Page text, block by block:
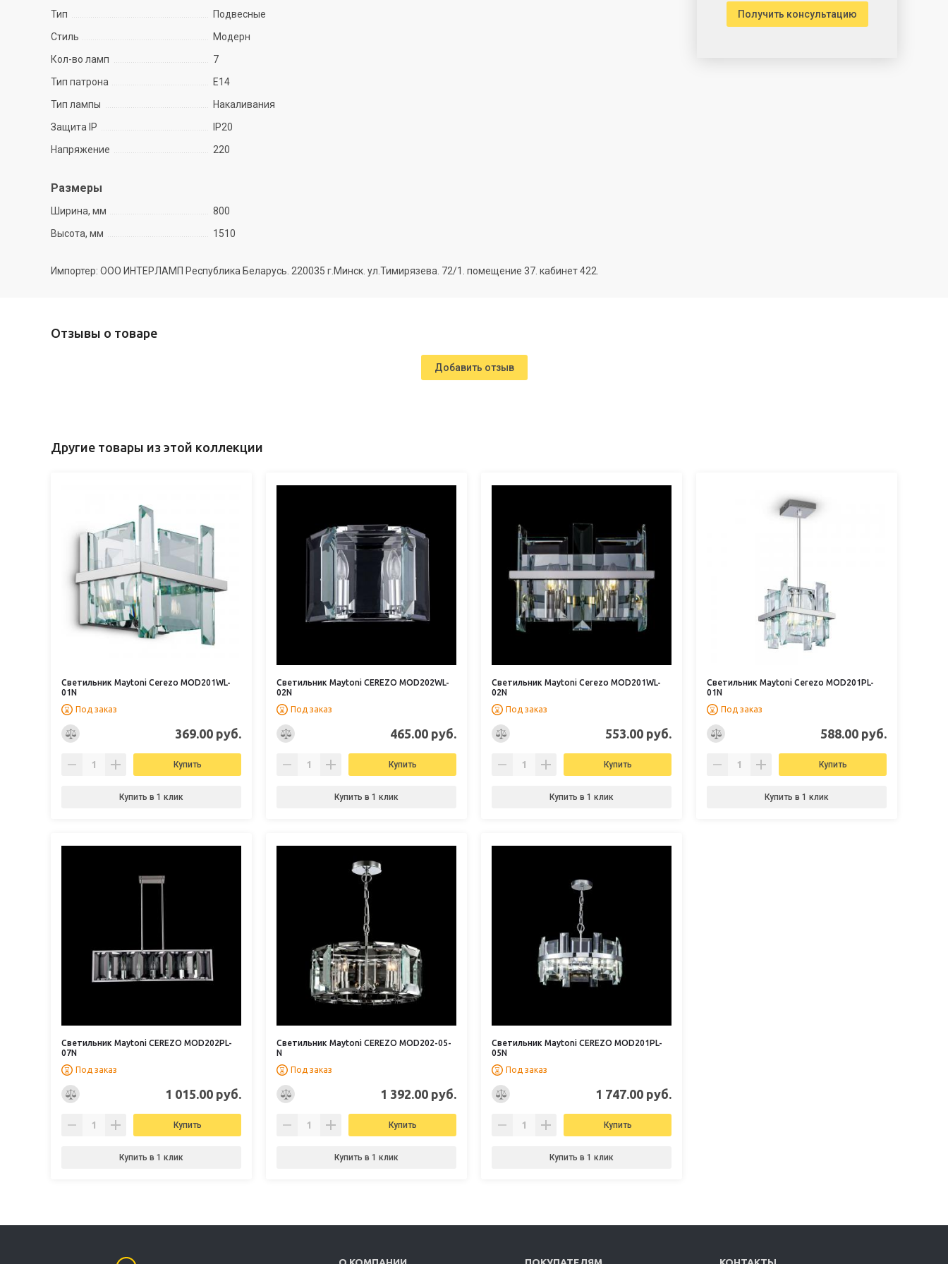
Тип
Подвесные
Стиль
Модерн
Кол-во ламп
7
Тип патрона
E14
Тип лампы
Накаливания
Защита IP
IP20
Напряжение
220
Размеры
Ширина, мм
800
Высота, мм
1510
Импортер: ООО ИНТЕРЛАМП Республика Беларусь. 220035 г.Минск. ул.Тимирязева. 72/1. помещение 37. кабинет 422.
Получить консультацию
Отзывы о товаре
Добавить отзыв
Другие товары из этой коллекции
Светильник Maytoni Cerezo MOD201WL-
01N
Под заказ
369.00 руб.
Купить
Купить в 1 клик
Светильник Maytoni CEREZO MOD202WL-
02N
Под заказ
465.00 руб.
Купить
Купить в 1 клик
Светильник Maytoni Cerezo MOD201WL-
02N
Под заказ
553.00 руб.
Купить
Купить в 1 клик
Светильник Maytoni Cerezo MOD201PL-
01N
Под заказ
588.00 руб.
Купить
Купить в 1 клик
Светильник Maytoni CEREZO MOD202PL-
07N
Под заказ
1 015.00 руб.
Купить
Купить в 1 клик
Светильник Maytoni CEREZO MOD202-05-
N
Под заказ
1 392.00 руб.
Купить
Купить в 1 клик
Светильник Maytoni CEREZO MOD201PL-
05N
Под заказ
1 747.00 руб.
Купить
Купить в 1 клик